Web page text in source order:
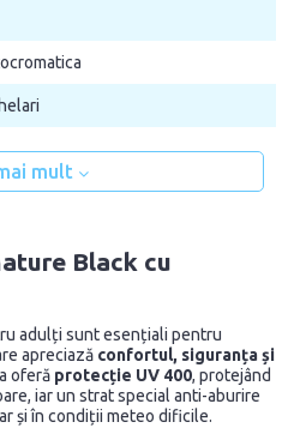
mult
Black cu
adulți sunt esențiali pentru
apreciază confortul, siguranța și
oferă protecție UV 400, protejând
iar un strat special anti-aburire
și în condiții meteo dificile.